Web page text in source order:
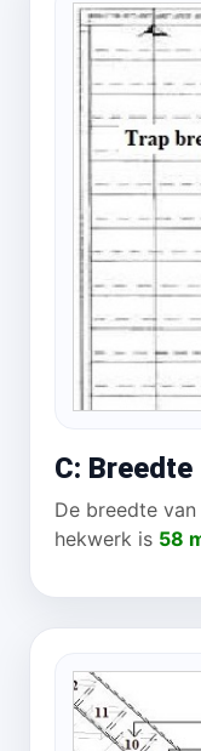
C: Breedte
De breedte
hekwerk is 58